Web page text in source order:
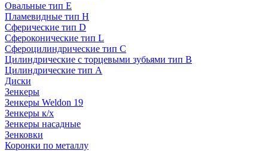
Овальные тип E
Пламевидные тип H
Сферические тип D
Сфероконические тип L
Сфероцилиндрические тип C
Цилиндрические с торцевыми зубьями тип B
Цилиндрические тип А
Диски
Зенкеры
Зенкеры Weldon 19
Зенкеры к/х
Зенкеры насадные
Зенковки
Коронки по металлу